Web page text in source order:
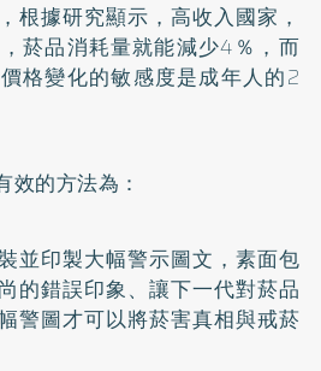
根據研究顯示，高收入國家，
菸品消耗量就能減少4％，而
格變化的敏感度是成年人的2
效的方法為：
並印製大幅警示圖文，素面包
的錯誤印象、讓下一代對菸品
警圖才可以將菸害真相與戒菸